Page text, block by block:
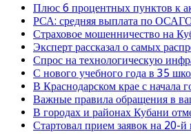
Плюс 6 процентных пунктов к
РСА: средняя выплата по ОСАГО
Страховое мошенничество на
Эксперт рассказал о самых
Спрос на технологическую
С нового учебного года в 35
В Краснодарском крае с начала
Важные правила обращения в
В городах и районах Кубани
Стартовал прием заявок на